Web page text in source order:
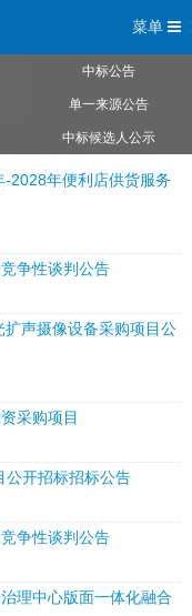
菜单
中标公告
单一来源公告
中标候选人公示
2028年便利店供货服务
争性谈判公告
声摄像设备采购项目公
采购项目
公开招标招标公告
争性谈判公告
理中心版面一体化融合